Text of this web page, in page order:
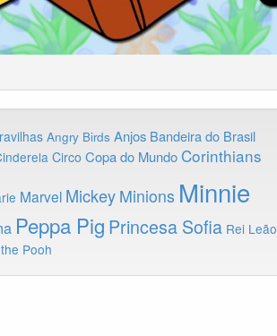
Angry Birds Anjos Bandeira do Brasil
Circo Copa do Mundo Corinthians
Marvel Mickey Minions Minnie
Peppa Pig Princesa Sofia Rei Leão
Pooh